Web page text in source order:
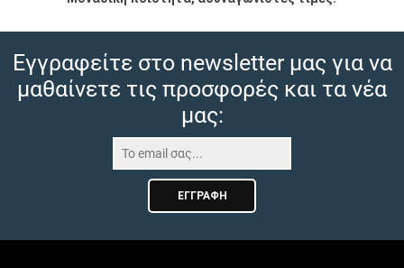
Εγγραφείτε στο newsletter μας για να
μαθαίνετε τις προσφορές και τα νέα
μας:
ΕΓΓΡΑΦΉ